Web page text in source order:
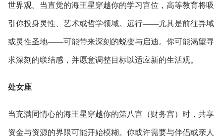
世界观。当直觉的海王星穿越你的学习宫位，高等教育将吸
引你投身灵性、艺术或哲学领域。远行——尤其是前往异域
或灵性圣地——可能带来深刻的蜕变与启迪。你可能渴望寻
求深刻的联结感，并愿意调整目标以适应新的生活观。
处女座
当充满同情心的海王星穿越你的第八宫（财务宫）时，共享
资金与资源的界限可能开始模糊。你或许需要与伴侣或亲人